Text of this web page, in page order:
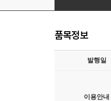
품목정보
발행일
이용안내